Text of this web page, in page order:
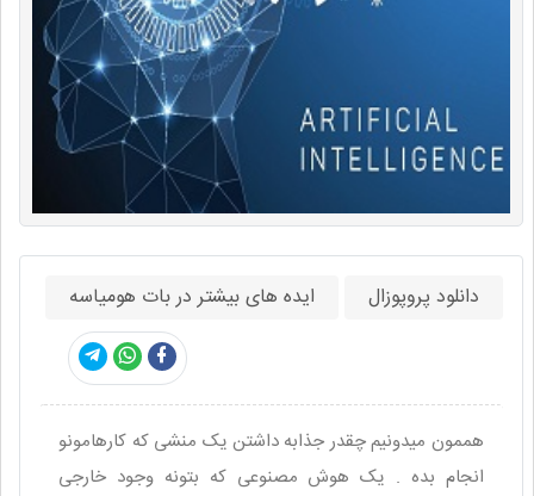
دانلود پروپوزال ایده های بیشتر در بات هومیاسه
هممون میدونیم چقدر جذابه داشتن یک منشی که کارهامونو
انجام بده . یک هوش مصنوعی که بتونه وجود خارجی